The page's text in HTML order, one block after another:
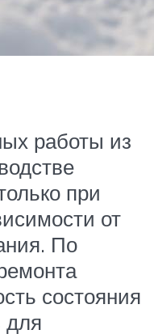
работы из
при
от
По
состояния
для